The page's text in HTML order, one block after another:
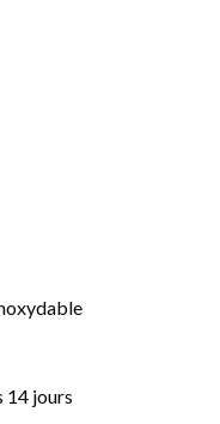
14 jours